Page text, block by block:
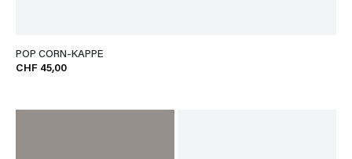
POP CORN-KAPPE
CHF 45,00